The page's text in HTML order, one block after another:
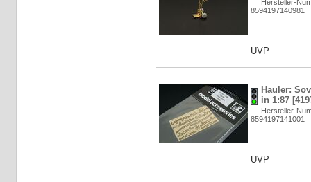
Hersteller-
8594197140981
UVP
Hauler:
in 1:87
Hersteller-
8594197141001
UVP